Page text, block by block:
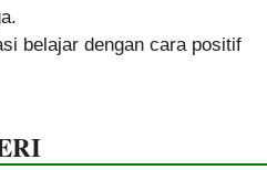
belajar dengan cara positif